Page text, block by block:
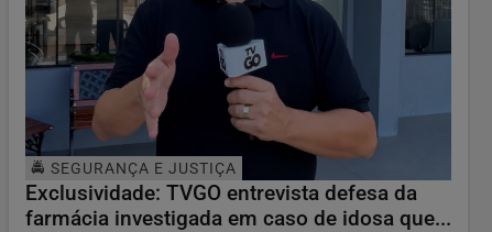
🚔 SEGURANÇA E JUSTIÇA
Exclusividade: TVGO entrevista defesa da
farmácia investigada em caso de idosa que...